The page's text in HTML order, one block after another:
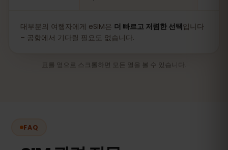
대부분의 여행자에게 eSIM은 더 빠르고 저렴한 선택입니다
– 공항에서 기다릴 필요도 없습니다.
표를 옆으로 스크롤하면 모든 열을 볼 수 있습니다.
FAQ